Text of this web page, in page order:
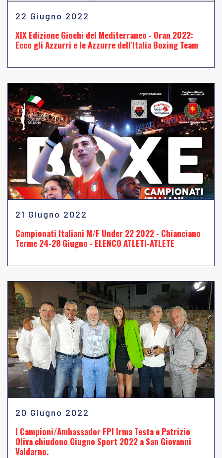
22 Giugno 2022
XIX Edizione Giochi del Mediterraneo - Oran 2022:
Ecco gli Azzurri e le Azzurre dell'Italia Boxing Team
21 Giugno 2022
Campionati Italiani M/F Under 22 2022 - Chianciano
Terme 24-28 Giugno - ELENCO ATLETI-ATLETE
20 Giugno 2022
I Campioni/Ambassador FPI Irma Testa e Patrizio
Oliva chiudono Giugno Sport 2022 a San Giovanni
Valdarno.